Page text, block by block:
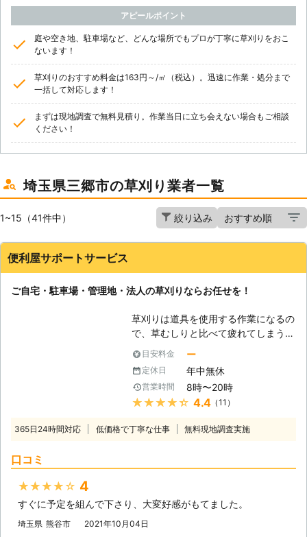
アピールポイント
庭や空き地、駐車場など、どんな場所でもプロが丁寧に草刈りをおこ
ないます！
草刈りのおすすめ料金は163円～/㎡（税込）。迅速に作業・処分まで
一括して対応します！
まずは現地調査で無料見積り。作業当日に立ち会えない場合もご相談
ください！
埼玉県三郷市の草刈り業者一覧
1~15（41件中） 絞り込み
便利屋サポートサービス
ご自宅・駐車場・管理地・法人の草刈りならお任せを！
草刈りは道具を使用する作業になるの
で、草むしりと比べて疲れてしまうこ
とは少なくありません。それに草刈機
の場合、使い方に注意しないと、刃が
跳ね返って、使っている人が大きな怪
我を負ってしまう危険性も考えられま
す。もう草刈りどころではなくなって
きることがないよう、是非私たち便利
はもちろん埼玉県(一部)、栃木県(一
部)、茨城県(一部)など幅広く対応させ
目安料金 ー
定休日 年中無休
営業時間 8時〜20時
★★★★★ 4.4（11）
365日24時間対応 低価格で丁寧な仕事 無料現地調査実施
口コミ
★★★★★ 4
すぐに予定を組んで下さり、大変好感がもてました。
埼玉県 熊谷市 2021年10月04日